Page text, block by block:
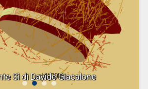
di Davide Giacalone